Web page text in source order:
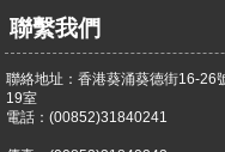
聯繫我們
聯絡地址：香港葵涌葵德街16-26
19室
電話：(00852)31840241